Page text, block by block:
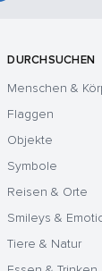
DURCHSUCHEN
Menschen &
Flaggen
Objekte
Symbole
Reisen & Orte
Smileys &
Tiere & Natur